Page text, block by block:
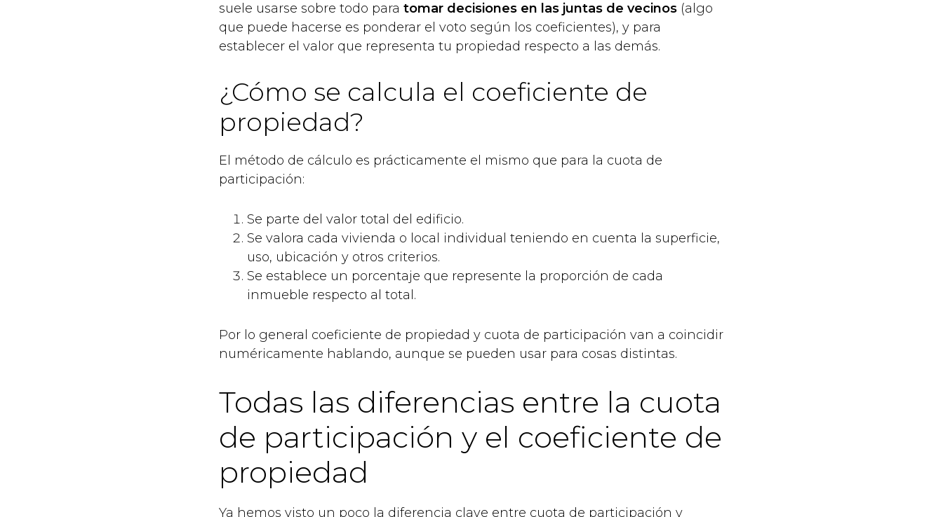
suele usarse sobre todo para tomar decisiones en las juntas de vecinos (algo
que puede hacerse es ponderar el voto según los coeficientes), y para
establecer el valor que representa tu propiedad respecto a las demás.
¿Cómo se calcula el coeficiente de
propiedad?
El método de cálculo es prácticamente el mismo que para la cuota de
participación:
Se parte del valor total del edificio.
Se valora cada vivienda o local individual teniendo en cuenta la superficie,
uso, ubicación y otros criterios.
Se establece un porcentaje que represente la proporción de cada
inmueble respecto al total.
Por lo general coeficiente de propiedad y cuota de participación van a coincidir
numéricamente hablando, aunque se pueden usar para cosas distintas.
Todas las diferencias entre la cuota
de participación y el coeficiente de
propiedad
Ya hemos visto un poco la diferencia clave entre cuota de participación y